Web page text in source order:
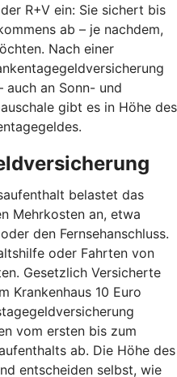
R+V ein: Sie sichert bis
ab – je nachdem,
Nach einer
auch an Sonn- und
gibt es in Höhe des
belastet das
Mehrkosten an, etwa
den Fernsehanschluss.
oder Fahrten von
Gesetzlich Versicherte
Krankenhaus 10 Euro
vom ersten bis zum
ab. Die Höhe des
entscheiden selbst, wie